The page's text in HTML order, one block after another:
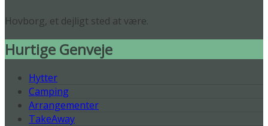
Hovborg, et dejligt sted at være.
Hurtige Genveje
Hytter
Camping
Arrangementer
TakeAway